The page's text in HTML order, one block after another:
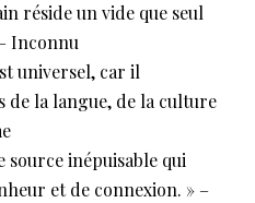
réside un vide que seul
Inconnu
universel, car il
la langue, de la culture
source inépuisable qui
et de connexion. » –